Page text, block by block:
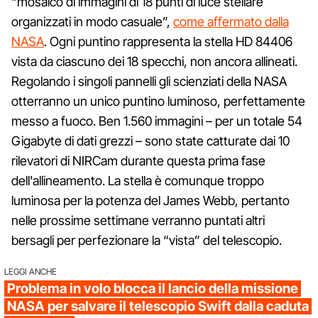
organizzati in modo casuale”, come affermato dalla
NASA. Ogni puntino rappresenta la stella HD 84406
vista da ciascuno dei 18 specchi, non ancora allineati.
Regolando i singoli pannelli gli scienziati della NASA
otterranno un unico puntino luminoso, perfettamente
messo a fuoco. Ben 1.560 immagini – per un totale 54
Gigabyte di dati grezzi – sono state catturate dai 10
rilevatori di NIRCam durante questa prima fase
dell'allineamento. La stella è comunque troppo
luminosa per la potenza del James Webb, pertanto
nelle prossime settimane verranno puntati altri
bersagli per perfezionare la “vista” del telescopio.
LEGGI ANCHE
Problema in volo blocca il lancio della missione
NASA per salvare il telescopio Swift dalla caduta